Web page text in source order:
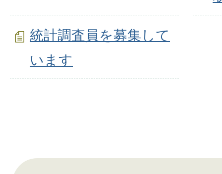
統計調査員を募集して
います